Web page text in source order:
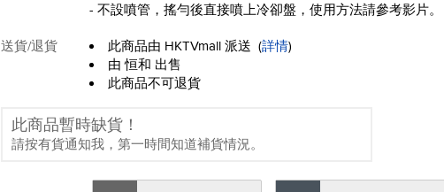
- 不設噴管，搖勻後直接噴上冷卻盤，使用方法請參考影片。
送貨/退貨 此商品由 HKTVmall 派送 (詳情)
由 恒和 出售
此商品不可退貨
此商品暫時缺貨！
請按有貨通知我，第一時間知道補貨情況。